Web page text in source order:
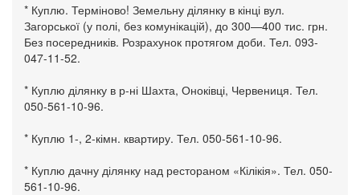
* Куплю. Терміново! Земельну ділянку в кінці вул.
Загорської (у полі, без комунікацій), до 300—400 тис. грн.
Без посередників. Розрахунок протягом доби. Тел. 093-
047-11-52.
* Куплю ділянку в р-ні Шахта, Оноківці, Червениця. Тел.
050-561-10-96.
* Куплю 1-, 2-кімн. квартиру. Тел. 050-561-10-96.
* Куплю дачну ділянку над рестораном «Кілікія». Тел. 050-
561-10-96.